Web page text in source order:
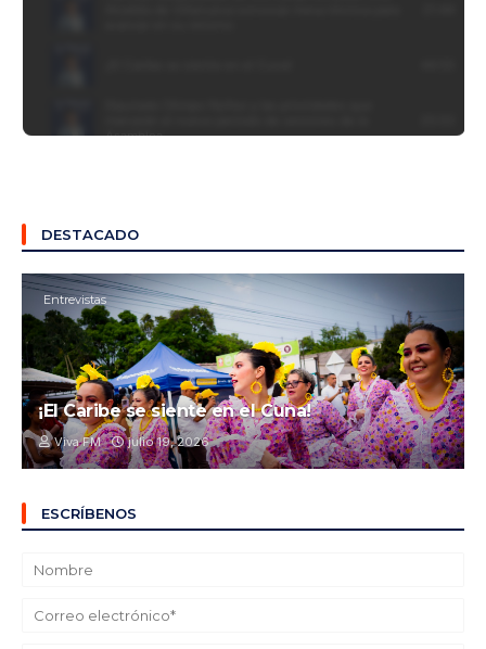
DESTACADO
Entrevistas
¡El Caribe se siente en el Cuna!
Viva FM julio 19, 2026
ESCRÍBENOS